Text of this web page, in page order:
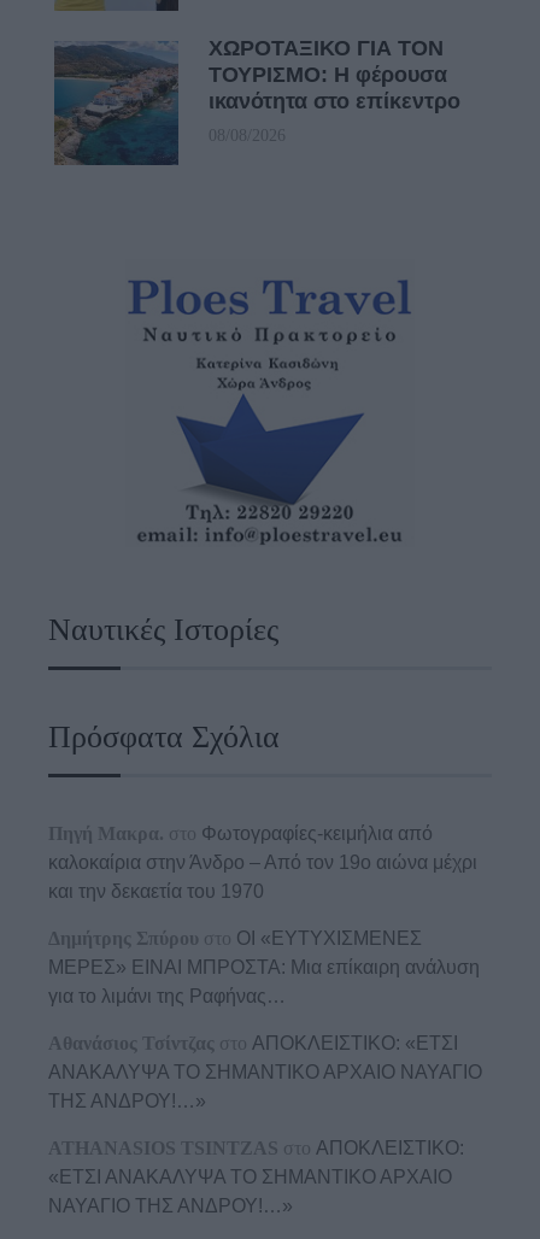
ΧΩΡΟΤΑΞΙΚΟ ΓΙΑ ΤΟΝ
ΤΟΥΡΙΣΜΟ: Η φέρουσα
ικανότητα στο επίκεντρο
08/08/2026
Ναυτικές Ιστορίες
Πρόσφατα Σχόλια
Πηγή Μακρα. στο Φωτογραφίες-κειμήλια από
καλοκαίρια στην Άνδρο – Από τον 19ο αιώνα μέχρι
και την δεκαετία του 1970
Δημήτρης Σπύρου στο ΟΙ «ΕΥΤΥΧΙΣΜΕΝΕΣ
ΜΕΡΕΣ» ΕΙΝΑΙ ΜΠΡΟΣΤΑ: Μια επίκαιρη ανάλυση
για το λιμάνι της Ραφήνας…
Αθανάσιος Τσίντζας στο ΑΠΟΚΛΕΙΣΤΙΚΟ: «ΕΤΣΙ
ΑΝΑΚΑΛΥΨΑ ΤΟ ΣΗΜΑΝΤΙΚΟ ΑΡΧΑΙΟ ΝΑΥΑΓΙΟ
ΤΗΣ ΑΝΔΡΟΥ!…»
ATHANASIOS TSINTZAS στο ΑΠΟΚΛΕΙΣΤΙΚΟ:
«ΕΤΣΙ ΑΝΑΚΑΛΥΨΑ ΤΟ ΣΗΜΑΝΤΙΚΟ ΑΡΧΑΙΟ
ΝΑΥΑΓΙΟ ΤΗΣ ΑΝΔΡΟΥ!…»